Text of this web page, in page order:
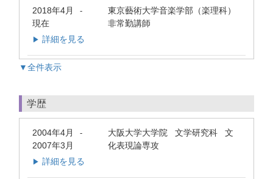
2018年4月 -
現在
東京藝術大学音楽学部（楽理科）
非常勤講師
▶ 詳細を見る
▼全件表示
学歴
2004年4月 -
2007年3月
大阪大学大学院 文学研究科 文
化表現論専攻
▶ 詳細を見る